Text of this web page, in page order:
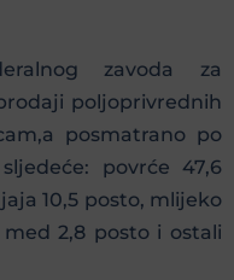
zavoda za
poljoprivrednih
posmatrano po
povrće 47,6
10,5 posto, mlijeko
2,8 posto i ostali